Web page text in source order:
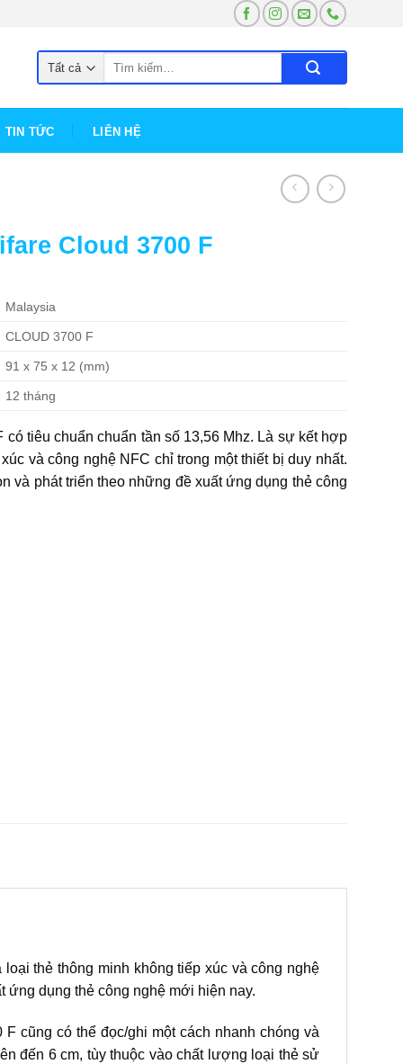
TIN TỨC LIÊN HỆ
Cloud 3700 F
Malaysia
CLOUD 3700 F
91 x 75 x 12 (mm)
12 tháng
tiêu chuẩn chuẩn tần số 13,56 Mhz. Là sự kết hợp
và công nghệ NFC chỉ trong một thiết bị duy nhất.
và phát triển theo những đề xuất ứng dụng thẻ công
thẻ thông minh không tiếp xúc và công nghệ
ứng dụng thẻ công nghệ mới hiện nay.
cũng có thể đọc/ghi một cách nhanh chóng và
đến 6 cm, tùy thuộc vào chất lượng loại thẻ sử